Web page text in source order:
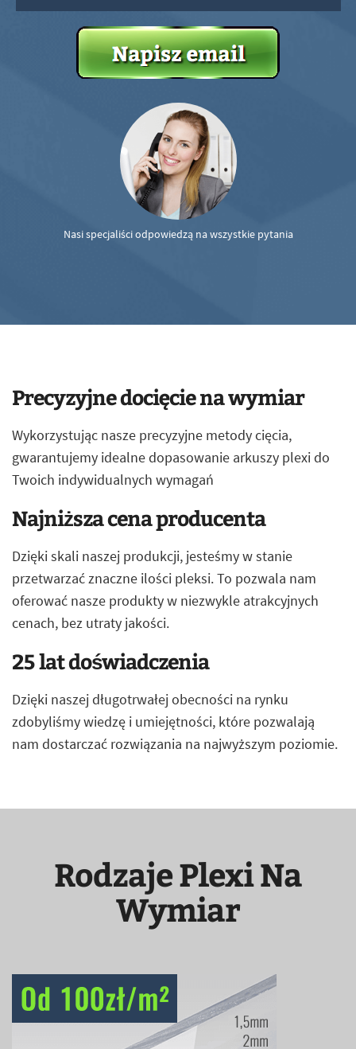
Nasi specjaliści odpowiedzą na wszystkie pytania
Precyzyjne docięcie na wymiar
Wykorzystując nasze precyzyjne metody cięcia,
gwarantujemy idealne dopasowanie arkuszy plexi do
Twoich indywidualnych wymagań
Najniższa cena producenta
Dzięki skali naszej produkcji, jesteśmy w stanie
przetwarzać znaczne ilości pleksi. To pozwala nam
oferować nasze produkty w niezwykle atrakcyjnych
cenach, bez utraty jakości.
25 lat doświadczenia
Dzięki naszej długotrwałej obecności na rynku
zdobyliśmy wiedzę i umiejętności, które pozwalają
nam dostarczać rozwiązania na najwyższym poziomie.
Rodzaje Plexi Na
Wymiar